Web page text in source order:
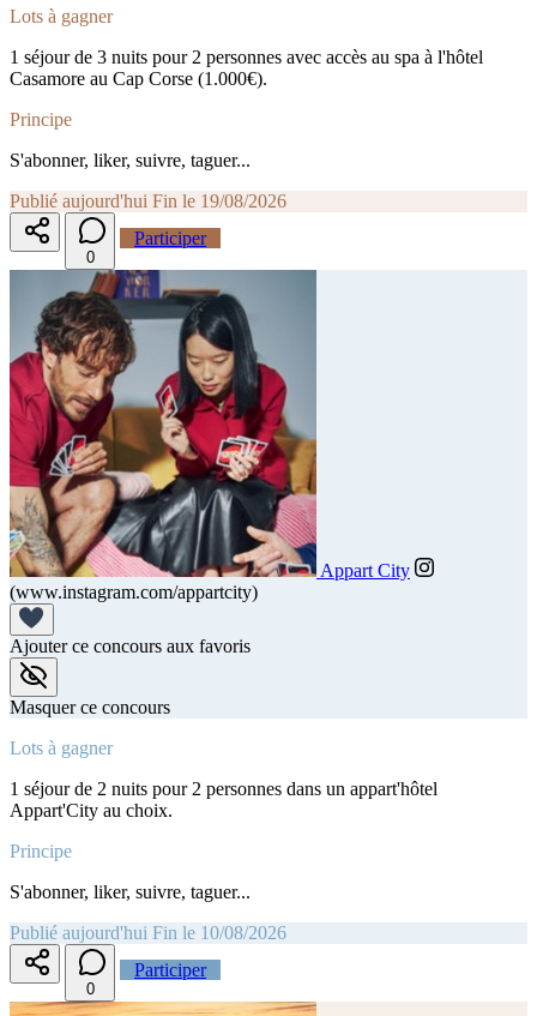
Lots à gagner
1 séjour de 3 nuits pour 2 personnes avec accès au spa à l'hôtel
Casamore au Cap Corse (1.000€).
Principe
S'abonner, liker, suivre, taguer...
Publié aujourd'hui Fin le 19/08/2026
0
Participer
Appart City
(www.instagram.com/appartcity)
Ajouter ce concours aux favoris
Masquer ce concours
Lots à gagner
1 séjour de 2 nuits pour 2 personnes dans un appart'hôtel
Appart'City au choix.
Principe
S'abonner, liker, suivre, taguer...
Publié aujourd'hui Fin le 10/08/2026
0
Participer